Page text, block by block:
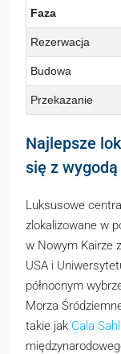
Faza
Rezerwacja
Budowa
Przekazanie
Najlepsze
się z wygodą
Luksusowe
zlokalizowane w
w Nowym Kairze
USA i
północnym
Morza
takie jak Cala